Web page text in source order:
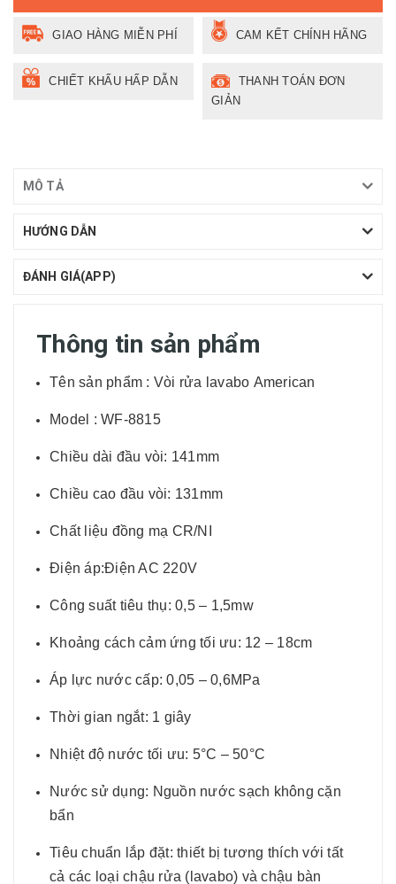
GIAO HÀNG MIỄN PHÍ CAM KẾT CHÍNH HÃNG
CHIẾT KHẤU HẤP DẪN
THANH TOÁN ĐƠN
GIẢN
MÔ TẢ
HƯỚNG DẪN
ĐÁNH GIÁ(APP)
Thông tin sản phẩm
Tên sản phẩm : Vòi rửa lavabo American
Model : WF-8815
Chiều dài đầu vòi: 141mm
Chiều cao đầu vòi: 131mm
Chất liệu đồng mạ CR/NI
Điện áp:Điện AC 220V
Công suất tiêu thụ: 0,5 – 1,5mw
Khoảng cách cảm ứng tối ưu: 12 – 18cm
Áp lực nước cấp: 0,05 – 0,6MPa
Thời gian ngắt: 1 giây
Nhiệt độ nước tối ưu: 5°C – 50°C
Nước sử dụng: Nguồn nước sạch không cặn
bẩn
Tiêu chuẩn lắp đặt: thiết bị tương thích với tất
cả các loại chậu rửa (lavabo) và chậu bàn